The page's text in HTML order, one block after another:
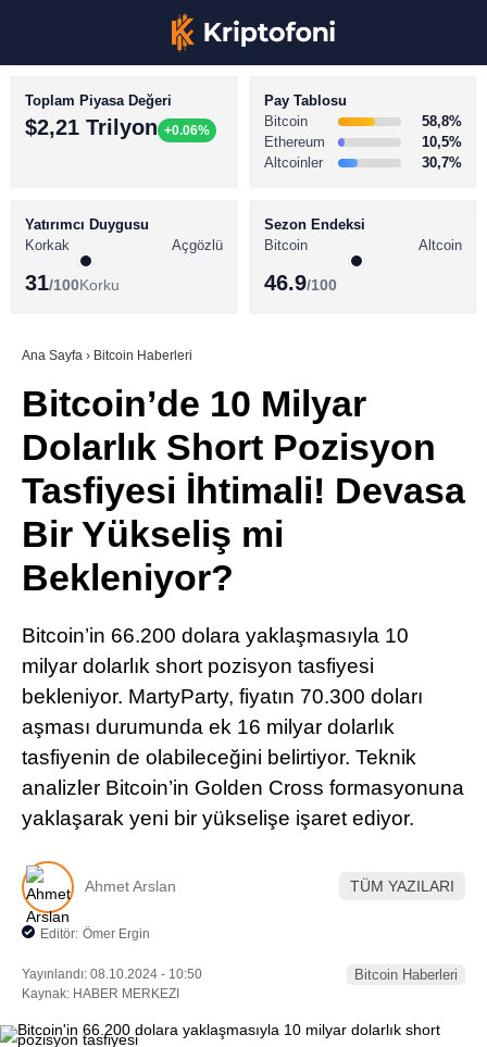
Youtube
TikTok
Telegram
BİTCOİN HABERLERİ
ALTCOİN HABERLERİ
SÖZLÜK
Toplam Piyasa Değeri
$2,21 Trilyon +0.06%
Pay Tablosu
Bitcoin
58,8%
Ethereum
10,5%
Altcoinler
30,7%
Yatırımcı Duygusu
Korkak
Açgözlü
31/100Korku
Sezon Endeksi
Bitcoin
Altcoin
46.9/100
Ana Sayfa › Bitcoin Haberleri
Bitcoin’de 10 Milyar
Dolarlık Short Pozisyon
Tasfiyesi İhtimali! Devasa
Bir Yükseliş mi
Bekleniyor?
Bitcoin’in 66.200 dolara yaklaşmasıyla 10
milyar dolarlık short pozisyon tasfiyesi
bekleniyor. MartyParty, fiyatın 70.300 doları
aşması durumunda ek 16 milyar dolarlık
tasfiyenin de olabileceğini belirtiyor. Teknik
analizler Bitcoin’in Golden Cross formasyonuna
yaklaşarak yeni bir yükselişe işaret ediyor.
Ahmet Arslan TÜM YAZILARI
Editör: Ömer Ergin
Yayınlandı: 08.10.2024 - 10:50
Kaynak: HABER MERKEZI
Bitcoin Haberleri